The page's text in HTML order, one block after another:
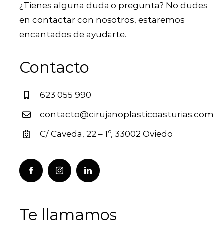
¿Tienes alguna duda o pregunta? No dudes
en contactar con nosotros, estaremos
encantados de ayudarte.
Contacto
623 055 990
contacto@cirujanoplasticoasturias.com
C/ Caveda, 22 – 1º, 33002 Oviedo
Te llamamos